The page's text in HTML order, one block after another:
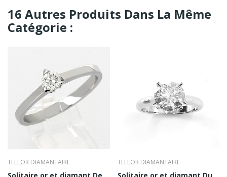
16 Autres Produits Dans La Même
Catégorie :
TELLOR DIAMANTAIRE
Solitaire or et diamant Denise 0,30 ct
TELLOR DIAMANTAIRE
Solitaire or et diamant Duchesse 2ct